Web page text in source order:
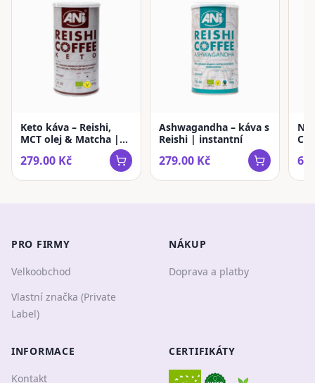
Keto káva – Reishi,
MCT olej & Matcha |
279.00 Kč
Ashwagandha – káva s
Reishi | instantní
279.00 Kč
PRO FIRMY
Velkoobchod
Vlastní značka (Private
Label)
NÁKUP
Doprava a platby
INFORMACE
Kontakt
CERTIFIKÁTY